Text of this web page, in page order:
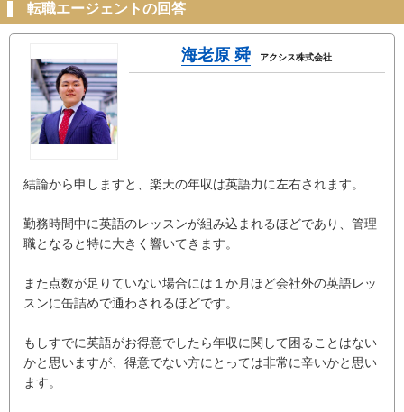
転職エージェントの回答
海老原 舜 アクシス株式会社
結論から申しますと、楽天の年収は英語力に左右されます。
勤務時間中に英語のレッスンが組み込まれるほどであり、管理
職となると特に大きく響いてきます。
また点数が足りていない場合には１か月ほど会社外の英語レッ
スンに缶詰めで通わされるほどです。
もしすでに英語がお得意でしたら年収に関して困ることはない
かと思いますが、得意でない方にとっては非常に辛いかと思い
ます。